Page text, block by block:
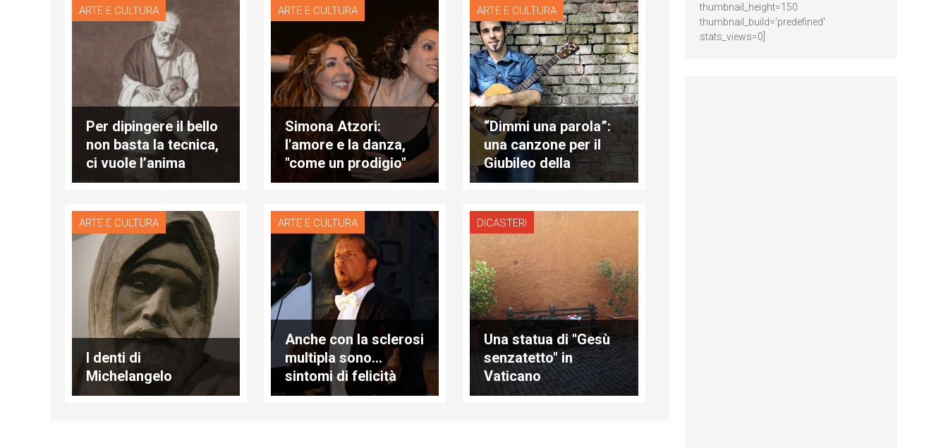
ARTE E CULTURA
Per dipingere il bello
non basta la tecnica,
ci vuole l’anima
ARTE E CULTURA
Simona Atzori:
l'amore e la danza,
"come un prodigio"
ARTE E CULTURA
“Dimmi una parola”:
una canzone per il
Giubileo della
Misericordia
ARTE E CULTURA
I denti di
Michelangelo
ARTE E CULTURA
Anche con la sclerosi
multipla sono…
sintomi di felicità
DICASTERI
Una statua di "Gesù
senzatetto" in
Vaticano
thumbnail_height=150
thumbnail_build='predefined'
stats_views=0]